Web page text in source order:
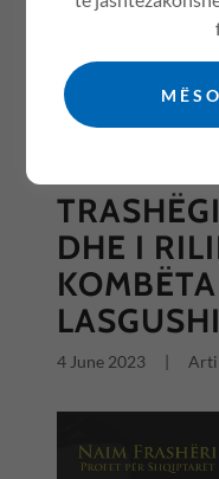
All Posts
DHE I
LASGUSHI
4 June 2023